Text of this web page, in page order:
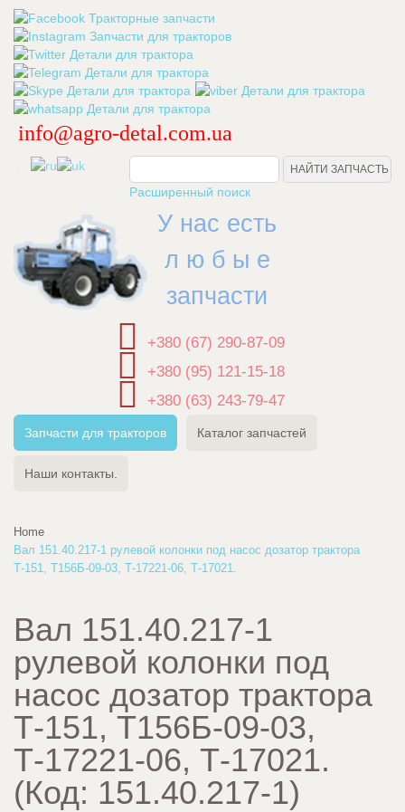
info@agro-detal.com.ua
Расширенный поиск
У нас есть
л ю б ы е
запчасти
+380 (67) 290-87-09
+380 (95) 121-15-18
+380 (63) 243-79-47
Запчасти для тракторов Каталог запчастей
Наши контакты.
Home
Вал 151.40.217-1 рулевой колонки под насос дозатор трактора
Т-151, Т156Б-09-03, Т-17221-06, Т-17021.
Вал 151.40.217-1
рулевой колонки под
насос дозатор трактора
Т-151, Т156Б-09-03,
Т-17221-06, Т-17021.
(Код: 151.40.217-1)